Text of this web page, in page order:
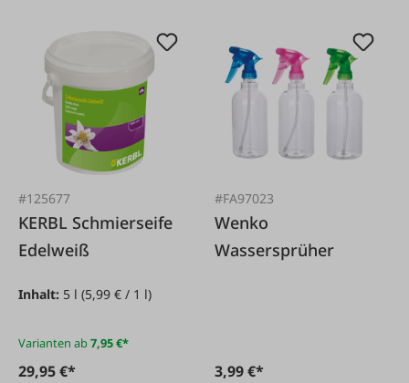
#125677
KERBL Schmierseife
Edelweiß
Inhalt: 5 l (5,99 € / 1 l)
Varianten ab7,95 €*
29,95 €*
#FA97023
Wenko
Wassersprüher
3,99 €*